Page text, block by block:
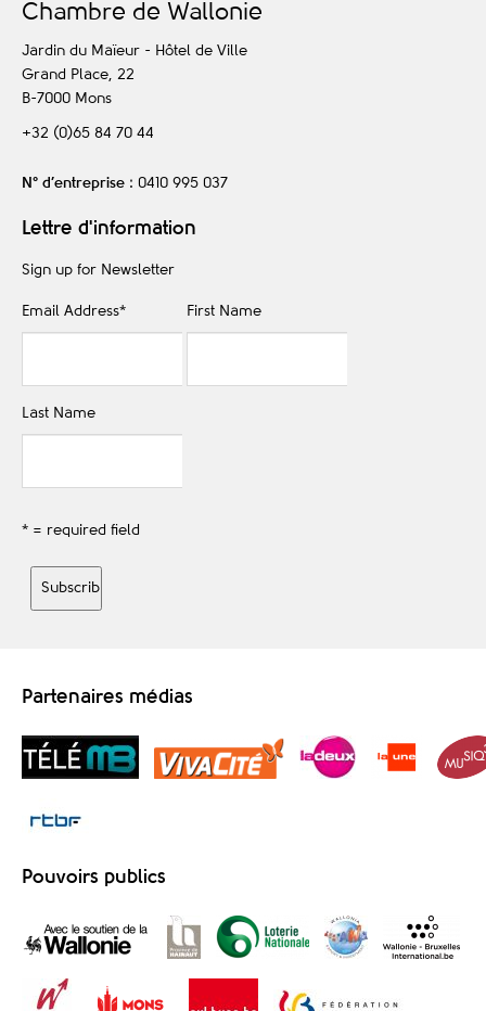
Chambre de Wallonie
Jardin du Maïeur - Hôtel de Ville
Grand Place, 22
B-7000 Mons
+32 (0)65 84 70 44
N° d’entreprise : 0410 995 037
Lettre d'information
Sign up for Newsletter
Email Address* First Name
Last Name
* = required field
Partenaires médias
Pouvoirs publics